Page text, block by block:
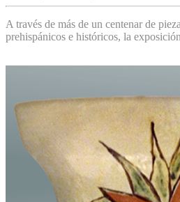
A través de más de un centenar de
prehispánicos e históricos, la